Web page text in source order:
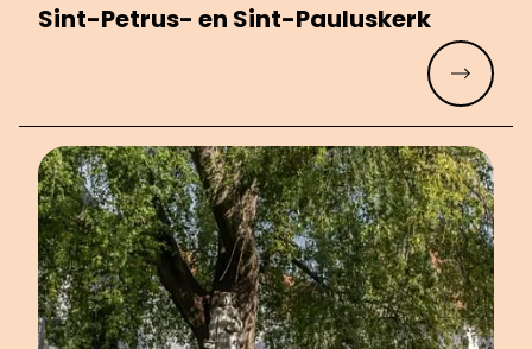
Sint-Petrus- en Sint-Pauluskerk
Meer